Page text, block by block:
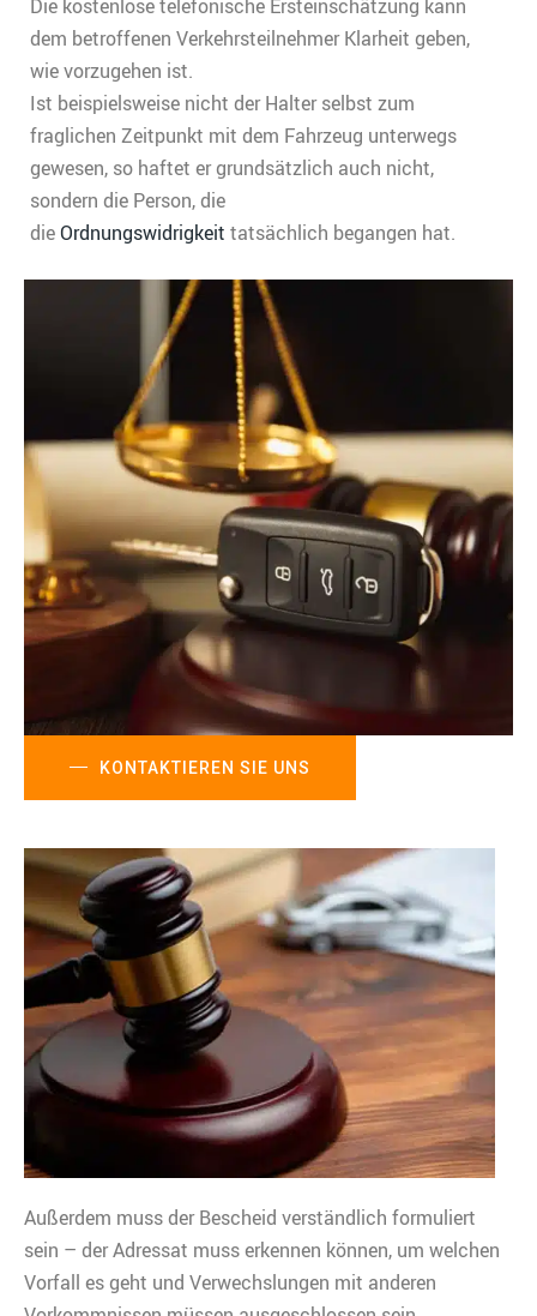
Die kostenlose telefonische Ersteinschätzung kann
dem betroffenen Verkehrsteilnehmer Klarheit geben,
wie vorzugehen ist.
Ist beispielsweise nicht der Halter selbst zum
fraglichen Zeitpunkt mit dem Fahrzeug unterwegs
gewesen, so haftet er grundsätzlich auch nicht,
sondern die Person, die
dieOrdnungswidrigkeit tatsächlich begangen hat.
KONTAKTIEREN SIE UNS
Außerdem muss der Bescheid verständlich formuliert
sein – der Adressat muss erkennen können, um welchen
Vorfall es geht und Verwechslungen mit anderen